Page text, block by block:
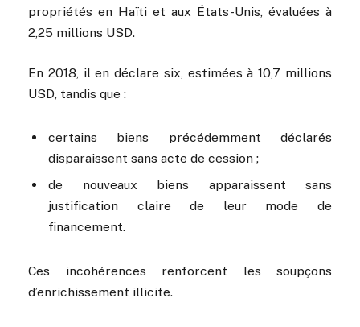
propriétés en Haïti et aux États-Unis, évaluées à
2,25 millions USD.
En 2018, il en déclare six, estimées à 10,7 millions
USD, tandis que :
certains biens précédemment déclarés
disparaissent sans acte de cession ;
de nouveaux biens apparaissent sans
justification claire de leur mode de
financement.
Ces incohérences renforcent les soupçons
d’enrichissement illicite.